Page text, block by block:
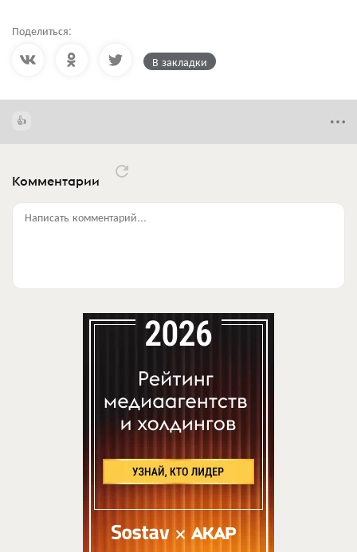
Поделиться:
В закладки
Комментарии
Написать комментарий...